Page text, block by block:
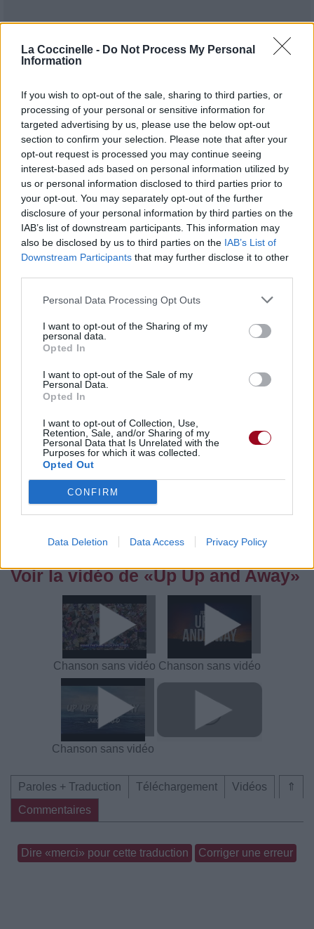
La Coccinelle - Do Not Process My Personal
Information
If you wish to opt-out of the sale, sharing to third parties, or
processing of your personal or sensitive information for
targeted advertising by us, please use the below opt-out
section to confirm your selection. Please note that after your
opt-out request is processed you may continue seeing
interest-based ads based on personal information utilized by
us or personal information disclosed to third parties prior to
your opt-out. You may separately opt-out of the further
disclosure of your personal information by third parties on the
IAB’s list of downstream participants. This information may
also be disclosed by us to third parties on the IAB’s List of
Downstream Participants that may further disclose it to other
Personal Data Processing Opt Outs
I want to opt-out of the Sharing of my
personal data.
Opted In
I want to opt-out of the Sale of my
Personal Data.
Opted In
I want to opt-out of Collection, Use,
Retention, Sale, and/or Sharing of my
Personal Data that Is Unrelated with the
Purposes for which it was collected.
Opted Out
CONFIRM
Data Deletion Data Access Privacy Policy
Publié parCatherineG 11434 3 3 4 le 26 mai 2021 à
22h47.
Chanteurs : Juice WRLD
Albums : Legends Never Die
⇑
Paroles + Traduction Téléchargement
Vidéos
Commentaires
Pour prolonger le plaisir musical :
Vous aimez chanter, apprenez la guitare chez
Télécharger légalement les MP3 sur
Trouver des vinyles et des CD sur
Trouver un instrument de musique ou une partition au
meilleur prix sur
⇑
Paroles + Traduction Téléchargement
Vidéos
Commentaires
Voir la vidéo de «Up Up and Away»
Chanson sans vidéo Chanson sans vidéo
Chanson sans vidéo
⇑
Paroles + Traduction Téléchargement
Vidéos
Commentaires
Dire «merci» pour cette traduction Corriger une erreur